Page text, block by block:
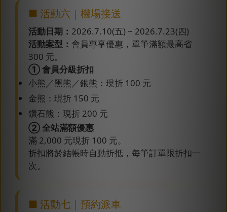
■ 活動六｜機場接送
活動日期： 2026.7.10(五) ~ 2026.7.23(四)
活動案型： 會員專享優惠，單筆滿額最高省
300 元。
① 會員分級折扣
小熊／黑熊／銀熊：現折 100 元
金熊：現折 150 元
鑽石熊：現折 200 元
② 全站滿額優惠
滿 2,000 元現折 100 元。
折扣將於結帳時自動折抵，每筆訂單限折扣一
次。
■ 活動七｜預約派車